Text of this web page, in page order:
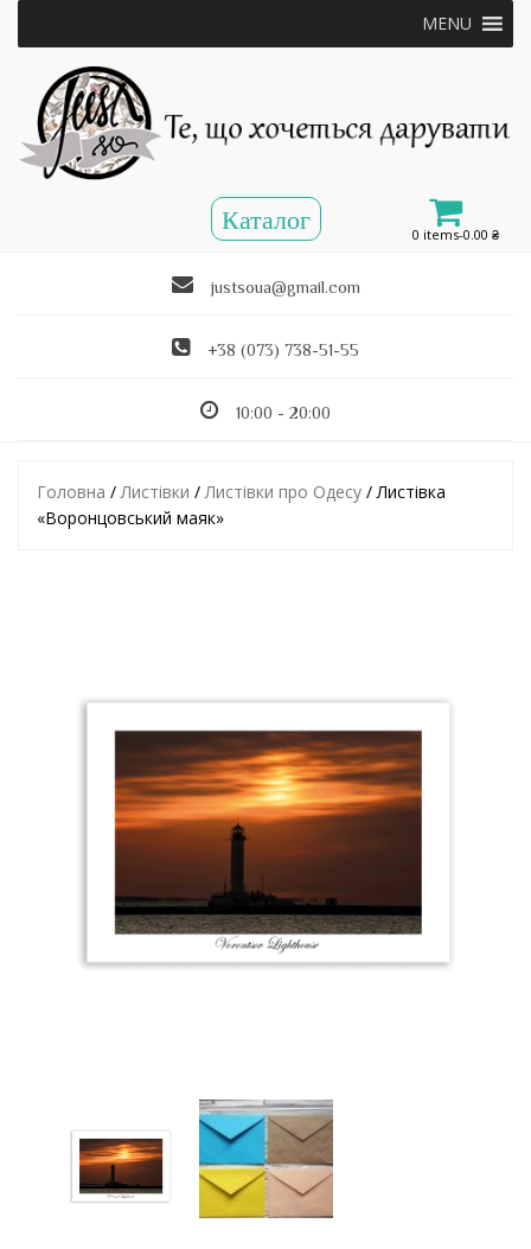
MENU
0 items-0.00₴
justsoua@gmail.com
+38 (073) 738-51-55
10:00 - 20:00
Головна /Листівки /Листівки про Одесу / Листівка
«Воронцовський маяк»